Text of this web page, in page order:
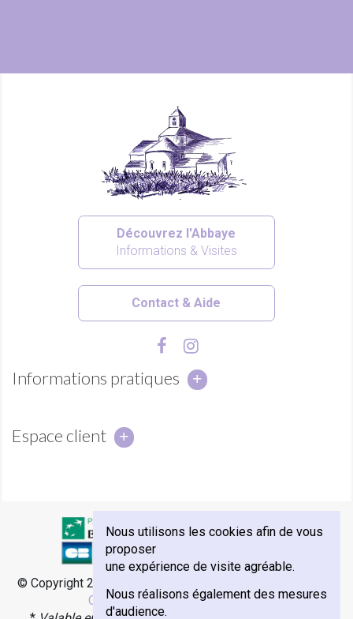
Découvrez l'Abbaye
Informations & Visites
Contact & Aide
Informations pratiques
Espace client
© Copyright 2018 - Abbaye Notre-Dame de Sénanque -
Commerce par Agence Velcome
Nous utilisons les cookies afin de vous
proposer
une expérience de visite agréable.
Nous réalisons également des mesures
d'audience.